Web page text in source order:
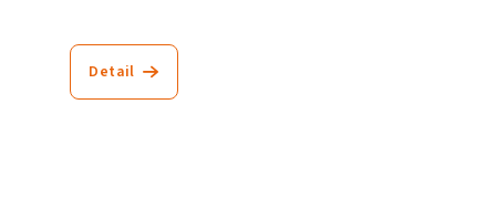
Detail